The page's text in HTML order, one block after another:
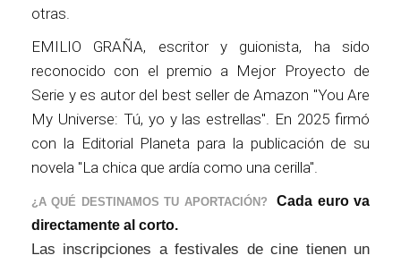
otras.
EMILIO GRAÑA, escritor y guionista, ha sido
reconocido con el premio a Mejor Proyecto de
Serie y es autor del best seller de Amazon "You Are
My Universe: Tú, yo y las estrellas". En 2025 firmó
con la Editorial Planeta para la publicación de su
novela "La chica que ardía como una cerilla".
¿A QUÉ DESTINAMOS TU APORTACIÓN?Cada euro va
directamente al corto.
Las inscripciones a festivales de cine tienen un